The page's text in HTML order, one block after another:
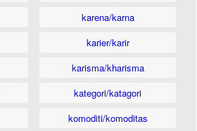
karena/karna
karier/karir
karisma/kharisma
kategori/katagori
komoditi/komoditas